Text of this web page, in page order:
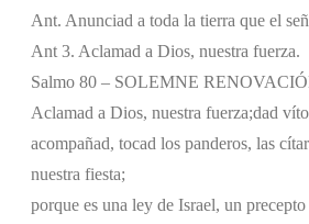
Ant. Anunciad a toda la tierra que el
Ant 3. Aclamad a Dios, nuestra fuerza.
Salmo 80 – SOLEMNE
Aclamad a Dios, nuestra fuerza;dad
acompañad, tocad los panderos, las
nuestra fiesta;
porque es una ley de Israel, un